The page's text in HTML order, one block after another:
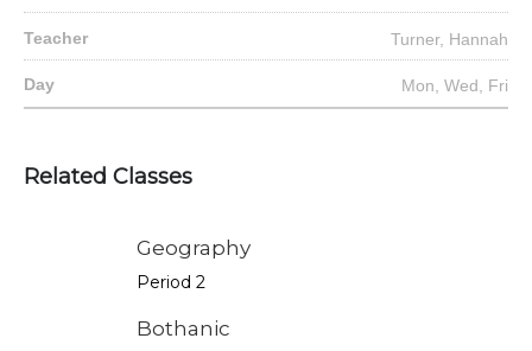
Turner, Hannah
Mon, Wed, Fri
Related Classes
Geography
Period 2
Bothanic